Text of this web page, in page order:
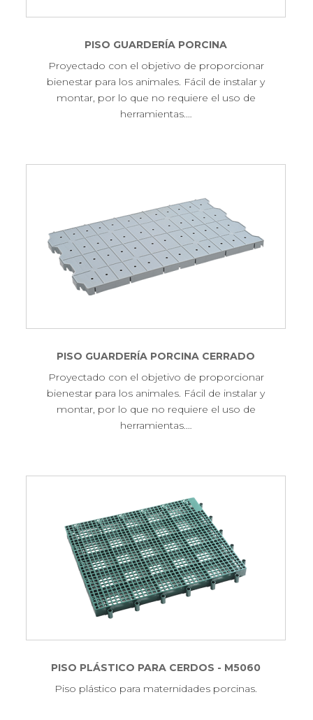
PISO GUARDERÍA PORCINA
Proyectado con el objetivo de proporcionar
bienestar para los animales. Fácil de instalar y
montar, por lo que no requiere el uso de
herramientas.…
PISO GUARDERÍA PORCINA CERRADO
Proyectado con el objetivo de proporcionar
bienestar para los animales. Fácil de instalar y
montar, por lo que no requiere el uso de
herramientas.…
PISO PLÁSTICO PARA CERDOS - M5060
Piso plástico para maternidades porcinas.